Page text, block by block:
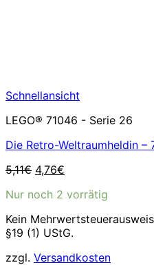
Schnellansicht
LEGO® 71046 - Serie 26
Die Retro-Weltraumheldin –
5,11€ Ursprünglicher
war:
4,76€
ist:
Nur noch 2 vorrätig
Kein
§19 (1) UStG.
zzgl. Versandkosten